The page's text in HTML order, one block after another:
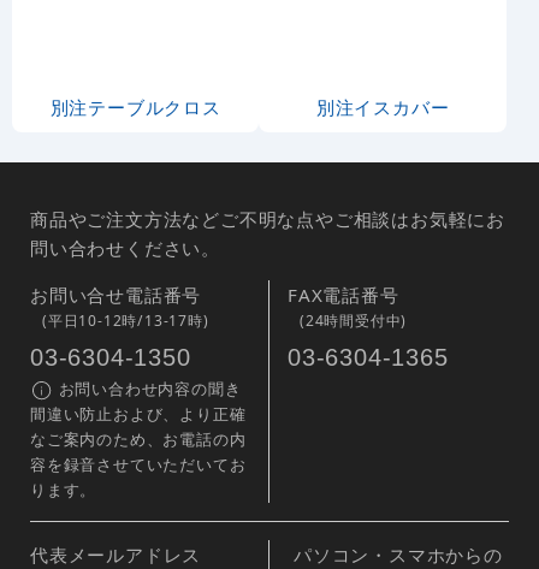
別注テーブルクロス 別注イスカバー
商品やご注文方法などご不明な点やご相談はお気軽にお
問い合わせください。
お問い合せ電話番号
(平日10-12時/13-17時)
03-6304-1350
お問い合わせ内容の聞き
間違い防止および、より正確
なご案内のため、お電話の内
容を録音させていただいてお
ります。
FAX電話番号
(24時間受付中)
03-6304-1365
代表メールアドレス
パソコン・スマホからの